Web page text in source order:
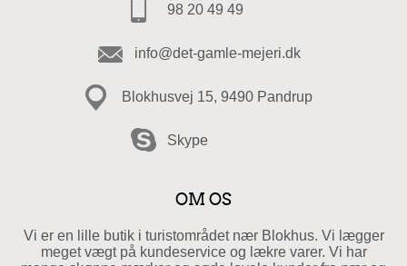
98 20 49 49
info@det-gamle-mejeri.dk
Blokhusvej 15, 9490 Pandrup
Skype
OM OS
Vi er en lille butik i turistområdet nær Blokhus. Vi lægger
meget vægt på kundeservice og lækre varer. Vi har